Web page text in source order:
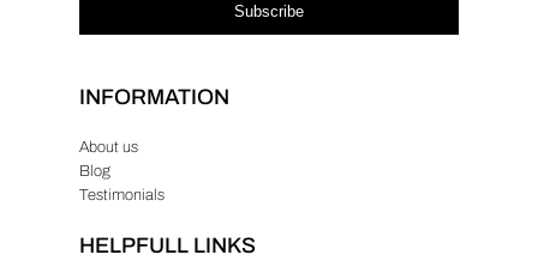
Subscribe
INFORMATION
About us
Blog
Testimonials
HELPFULL LINKS